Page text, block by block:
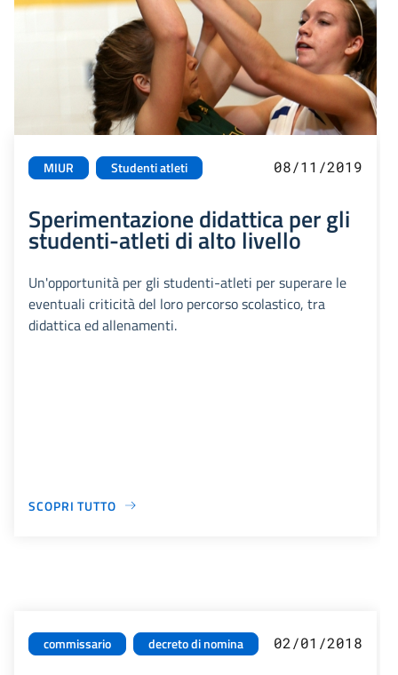
MIUR Studenti atleti 08/11/2019
Sperimentazione didattica per gli
studenti-atleti di alto livello
Un'opportunità per gli studenti-atleti per superare le
eventuali criticità del loro percorso scolastico, tra
didattica ed allenamenti.
SCOPRI TUTTO
commissario decreto di nomina 02/01/2018